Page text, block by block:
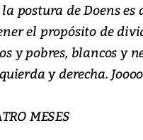
la postura de Doens es
el propósito de
y pobres, blancos y
y derecha.
MESES